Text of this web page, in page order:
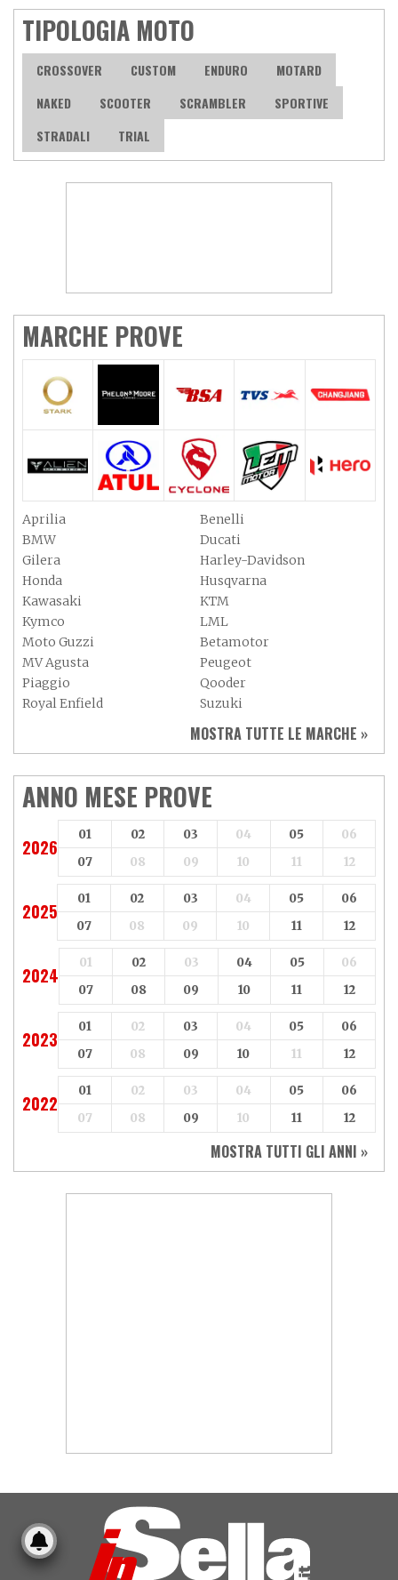
TIPOLOGIA MOTO
CROSSOVER CUSTOM ENDURO
MOTARD
NAKED
SCOOTER SCRAMBLER
SPORTIVE
STRADALI
TRIAL
MARCHE PROVE
Aprilia
Benelli
BMW
Ducati
Gilera
Harley-Davidson
Honda
Husqvarna
Kawasaki
KTM
Kymco
LML
Moto Guzzi
Betamotor
MV Agusta
Peugeot
Piaggio
Qooder
Royal Enfield
Suzuki
Yamaha
Aeon
Aspes
Axy
Baotian
MOSTRA TUTTE LE MARCHE »
ANNO MESE PROVE
2026
01 02 03 04 05
06
07
08 09 10 11 12
2025
01 02 03 04 05
06
07
08 09 10 11 12
2024
01 02 03 04 05
06
07
08 09 10 11 12
2023
01 02 03 04 05
06
07
08 09 10 11 12
2022
01 02 03 04 05
06
07
08 09 10 11 12
MOSTRA TUTTI GLI ANNI »